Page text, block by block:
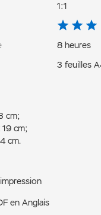
1:1
8 heures
3 feuilles
cm;
19 cm;
cm.
en Anglais